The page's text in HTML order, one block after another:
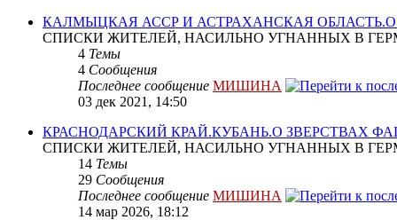
КАЛМЫЦКАЯ АССР И АСТРАХАНСКАЯ
СПИСКИ ЖИТЕЛЕЙ, НАСИЛЬНО УГНАННЫХ В
4 Темы
4 Сообщения
Последнее сообщение МИШИНА
03 дек 2021, 14:50
КРАСНОДАРСКИЙ КРАЙ.КУБАНЬ.О ЗВЕРСТВАХ
СПИСКИ ЖИТЕЛЕЙ, НАСИЛЬНО УГНАННЫХ В
14 Темы
29 Сообщения
Последнее сообщение МИШИНА
14 мар 2026, 18:12